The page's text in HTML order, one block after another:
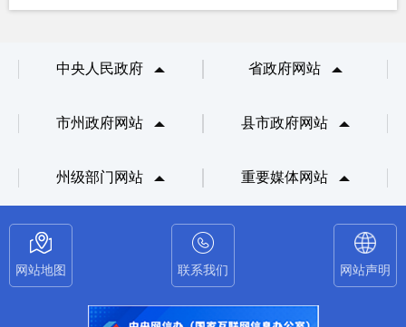
中央人民政府 省政府网站
市州政府网站 县市政府网站
州级部门网站 重要媒体网站
网站地图 联系我们 网站声明